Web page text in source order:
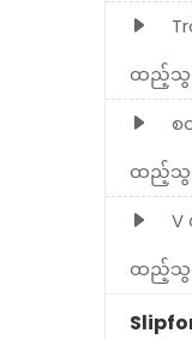
ထည့်သွ
စ
ထည့်သွ
V
ထည့်သွ